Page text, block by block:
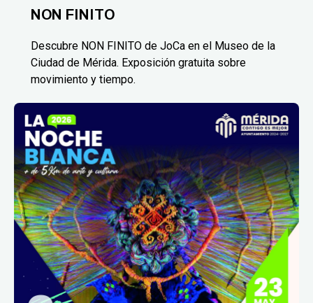
NON FINITO
Descubre NON FINITO de JoCa en el Museo de la
Ciudad de Mérida. Exposición gratuita sobre
movimiento y tiempo.